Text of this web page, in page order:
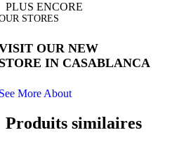
PLUS ENCORE
STORES
OUR NEW
IN CASABLANCA
More About
Produits similaires